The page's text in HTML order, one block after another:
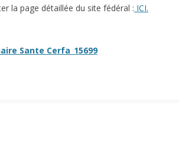
la page détaillée du site fédéral : ICI.
Sante Cerfa_15699